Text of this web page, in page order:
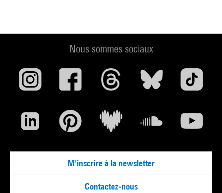
Nous sommes sociaux
M'inscrire à la newsletter
Contactez-nous